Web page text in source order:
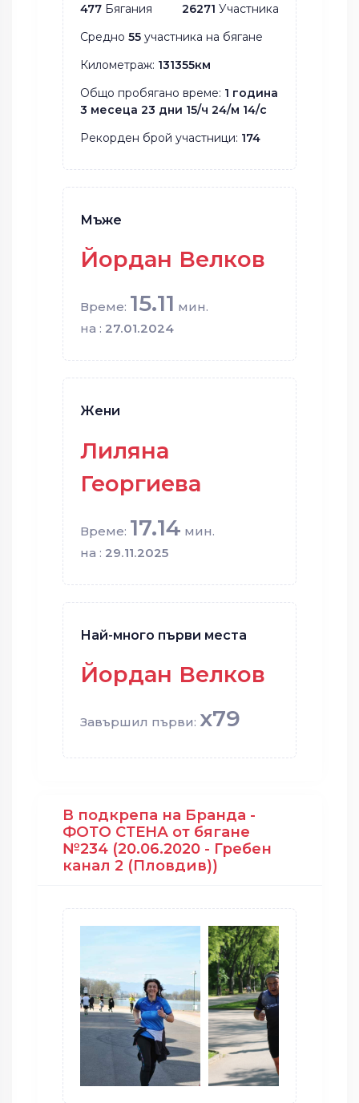
477 Бягания 26271 Участника
Средно 55 участника на бягане
Километраж: 131355км
Общо пробягано време: 1 година
3 месеца 23 дни 15/ч 24/м 14/с
Рекорден брой участници: 174
Мъже
Йордан Велков
Време: 15.11 мин.
на : 27.01.2024
Жени
Лиляна
Георгиева
Време: 17.14 мин.
на : 29.11.2025
Най-много първи места
Йордан Велков
Завършил първи: x79
В подкрепа на Бранда -
ФОТО СТЕНА от бягане
№234 (20.06.2020 - Гребен
канал 2 (Пловдив))